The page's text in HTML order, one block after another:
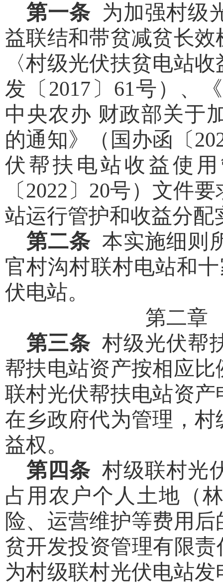
第一条 为加强村级
益联结和带贫减贫长
〈村级光伏扶贫电站
发〔 2017 〕 61号）、
中央农办 财政部关于
的通知》（国办函〔
伏帮扶电站收益使
〔2022 〕 20号）文件要
站运行管护和收益分
第二条 本实施细则
官村沟村联村电站和
伏电站。
第二章
第三条 村级光伏帮
帮扶电站资产按相应
联村光伏帮扶电站资
在乡政府代为管理，
益权。
第四条 村级联村光
占用农户个人土地（
险、运营维护等费用
贫开发投资管理有限
为村级联村光伏电站